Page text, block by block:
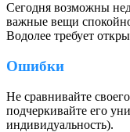
Сегодня возможны
важные вещи
Водолее требует
Ошибки
Не сравнивайте
подчеркивайте его
индивидуальность).